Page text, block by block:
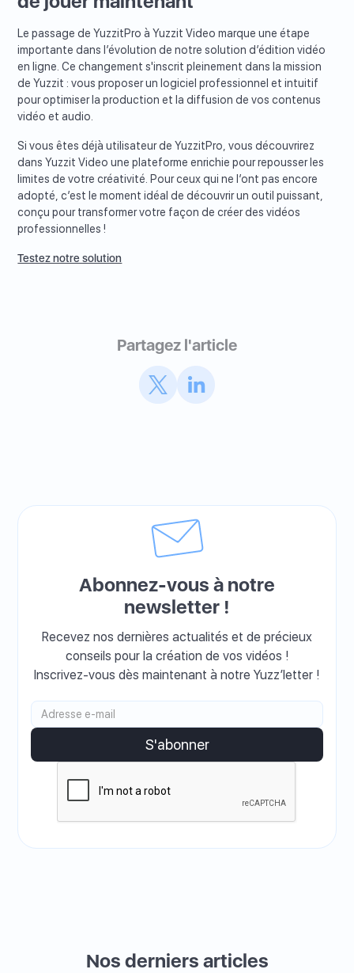
Le passage de YuzzitPro à Yuzzit Video marque une étape
importante dans l’évolution de notre solution d’édition vidéo
en ligne. Ce changement s'inscrit pleinement dans la mission
de Yuzzit : vous proposer un logiciel professionnel et intuitif
pour optimiser la production et la diffusion de vos contenus
vidéo et audio.
Si vous êtes déjà utilisateur de YuzzitPro, vous découvrirez
dans Yuzzit Video une plateforme enrichie pour repousser les
limites de votre créativité. Pour ceux qui ne l’ont pas encore
adopté, c’est le moment idéal de découvrir un outil puissant,
conçu pour transformer votre façon de créer des vidéos
professionnelles !
Testez notre solution
Partagez l'article
Abonnez-vous à notre
newsletter !
Recevez nos dernières actualités et de précieux
conseils pour la création de vos vidéos !
Inscrivez-vous dès maintenant à notre Yuzz’letter !
Nos derniers articles